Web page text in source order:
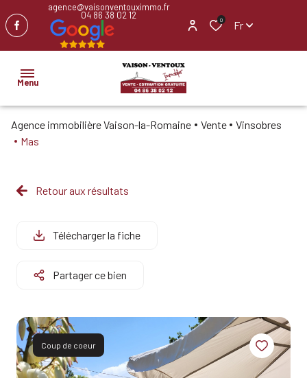
agence@vaisonventouximmo.fr
04 86 38 02 12 0 Fr
Menu
ACCUEIL
BIENS
PROFESSIONNEL
BIENS
VENDUS
ESTIMATION
ALERTE
E-MAIL
Agence immobilière Vaison-la-Romaine Vente
Vinsobres
Mas
Retour aux résultats
Télécharger la fiche
Partager ce bien
Coup de coeur